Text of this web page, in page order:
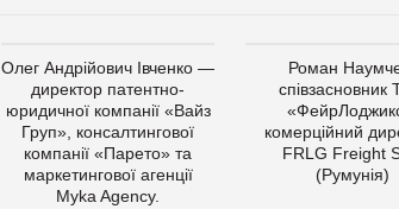
Олег Андрійович Івченко —
директор патентно-
юридичної компанії «Вайз
Груп», консалтингової
компанії «Парето» та
маркетингової агенції
Myka Agency.
Роман
співзасновник
комерційний
FRLG Freight
(Румунія)